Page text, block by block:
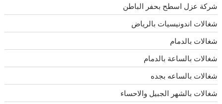
شركة عزل اسطح بحفر الباطن
شغالات اندونيسيات بالرياض
شغالات بالدمام
شغالات بالساعة بالدمام
شغالات بالساعه بجده
شغالات بالشهر الجبيل والاحساء